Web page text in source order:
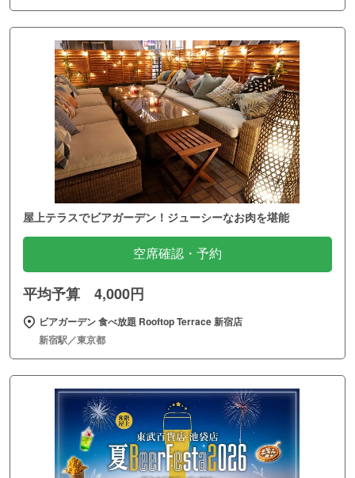
屋上テラスでビアガーデン！ジューシーなお肉を堪能
空席確認・予約
平均予算 4,000円
ビアガーデン 食べ放題 Rooftop Terrace 新宿店
新宿駅／東京都